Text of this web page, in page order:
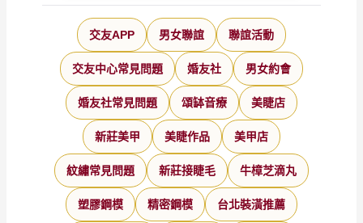
交友APP 男女聯誼 聯誼活動
交友中心常見問題 婚友社 男女約會
婚友社常見問題 頌缽音療 美睫店
新莊美甲 美睫作品 美甲店
紋繡常見問題 新莊接睫毛 牛樟芝滴丸
塑膠鋼模 精密鋼模 台北裝潢推薦